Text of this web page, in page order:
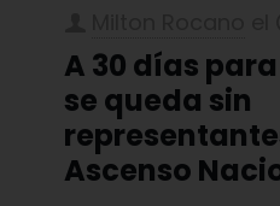
A 30 días
se queda sin
Ascenso